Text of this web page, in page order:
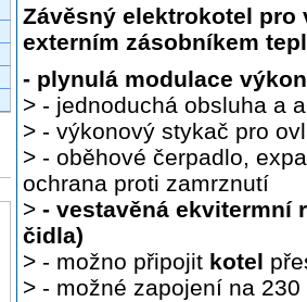
Závěsný elektrokotel
externím zásobníkem
- plynulá modulace
> - jednoduchá obsluha a
> - výkonový stykač pro
> - oběhové čerpadlo,
ochrana proti zamrznutí
> - vestavěná ekvitermní
čidla)
> - možno připojit kotel
> - možné zapojení na